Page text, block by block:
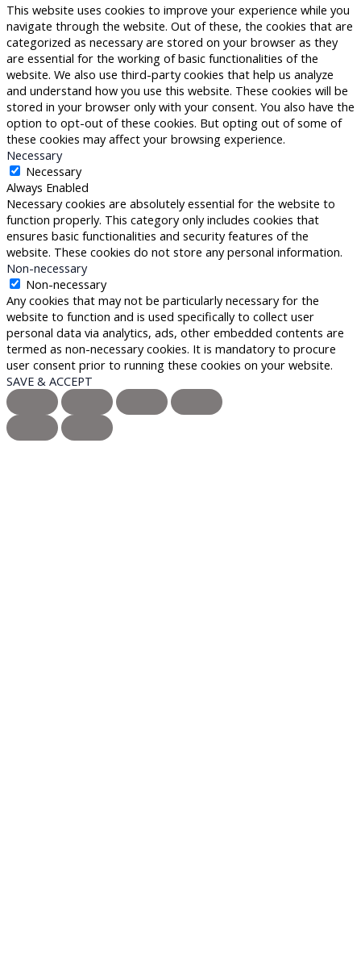
This website uses cookies to improve your experience while you
navigate through the website. Out of these, the cookies that are
categorized as necessary are stored on your browser as they
are essential for the working of basic functionalities of the
website. We also use third-party cookies that help us analyze
and understand how you use this website. These cookies will be
stored in your browser only with your consent. You also have the
option to opt-out of these cookies. But opting out of some of
these cookies may affect your browsing experience.
Necessary
Necessary
Always Enabled
Necessary cookies are absolutely essential for the website to
function properly. This category only includes cookies that
ensures basic functionalities and security features of the
website. These cookies do not store any personal information.
Non-necessary
Non-necessary
Any cookies that may not be particularly necessary for the
website to function and is used specifically to collect user
personal data via analytics, ads, other embedded contents are
termed as non-necessary cookies. It is mandatory to procure
user consent prior to running these cookies on your website.
SAVE & ACCEPT